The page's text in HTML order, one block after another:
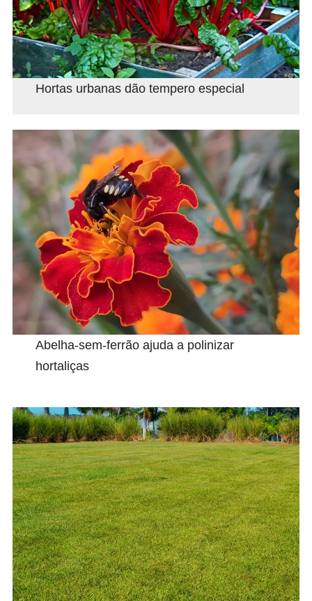
Hortas urbanas dão tempero especial
Abelha-sem-ferrão ajuda a polinizar
hortaliças